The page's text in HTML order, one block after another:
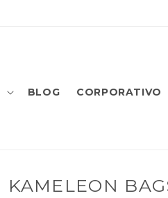
BLOG CORPORATIVO
KAMELEON